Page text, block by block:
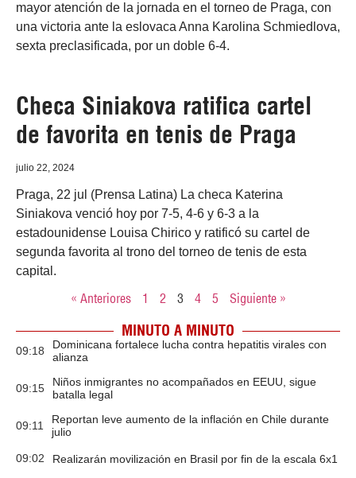
mayor atención de la jornada en el torneo de Praga, con
una victoria ante la eslovaca Anna Karolina Schmiedlova,
sexta preclasificada, por un doble 6-4.
Checa Siniakova ratifica cartel
de favorita en tenis de Praga
julio 22, 2024
Praga, 22 jul (Prensa Latina) La checa Katerina
Siniakova venció hoy por 7-5, 4-6 y 6-3 a la
estadounidense Louisa Chirico y ratificó su cartel de
segunda favorita al trono del torneo de tenis de esta
capital.
« Anteriores 1 2 3 4 5 Siguiente »
MINUTO A MINUTO
09:18
Dominicana fortalece lucha contra hepatitis virales con
alianza
09:15
Niños inmigrantes no acompañados en EEUU, sigue
batalla legal
09:11
Reportan leve aumento de la inflación en Chile durante
julio
09:02 Realizarán movilización en Brasil por fin de la escala 6x1